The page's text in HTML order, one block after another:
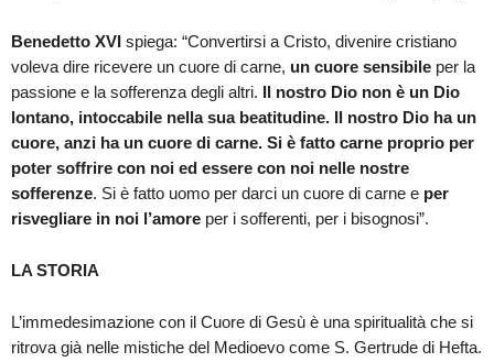
Benedetto XVI spiega: “Convertirsi a Cristo, divenire cristiano
voleva dire ricevere un cuore di carne, un cuore sensibile per la
passione e la sofferenza degli altri. Il nostro Dio non è un Dio
lontano, intoccabile nella sua beatitudine. Il nostro Dio ha un
cuore, anzi ha un cuore di carne. Si è fatto carne proprio per
poter soffrire con noi ed essere con noi nelle nostre
sofferenze. Si è fatto uomo per darci un cuore di carne e per
risvegliare in noi l’amore per i sofferenti, per i bisognosi”.
LA STORIA
L’immedesimazione con il Cuore di Gesù è una spiritualità che si
ritrova già nelle mistiche del Medioevo come S. Gertrude di Hefta.